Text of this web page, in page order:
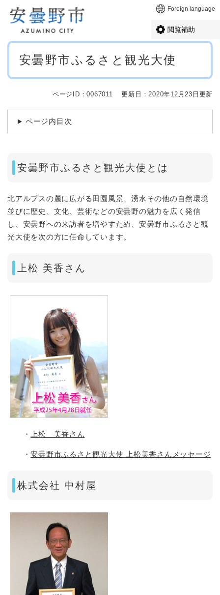
メニューを飛ばして本文へ Foreign language
閲覧補助
本
安曇野市ふるさと観光大使
ページID：0067011 更新日：2020年12月23日更新
ページ内目次
安曇野市ふるさと観光大使とは
北アルプスの麓に広がる田園風景、湧水その他の自然環境
並びに歴史、文化、芸術などの安曇野の魅力を広く発信
し、安曇野への来訪者を増やすため、安曇野市ふるさと観
光大使を次の方に任命しています。
上松 美香さん
・ 上松 美香さん
・安曇野市ふるさと観光大使 上松美香さんメッセージ
株式会社 中村屋